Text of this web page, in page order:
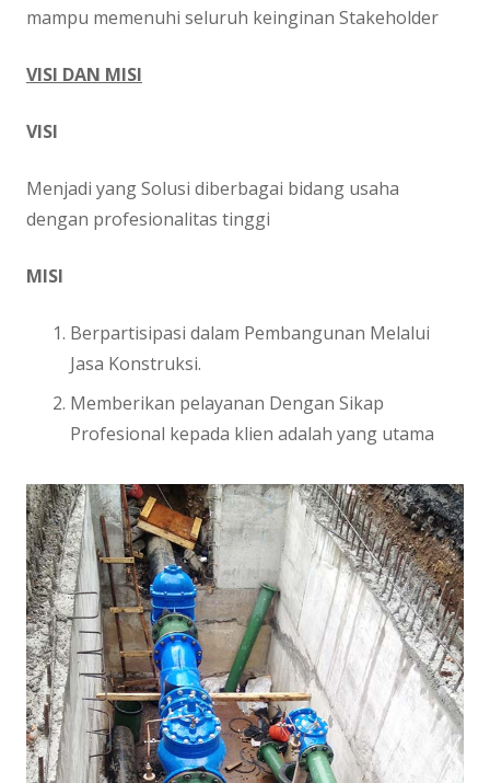
mampu memenuhi seluruh keinginan Stakeholder
VISI DAN MISI
VISI
Menjadi yang Solusi diberbagai bidang usaha
dengan profesionalitas tinggi
MISI
Berpartisipasi dalam Pembangunan Melalui
Jasa Konstruksi.
Memberikan pelayanan Dengan Sikap
Profesional kepada klien adalah yang utama